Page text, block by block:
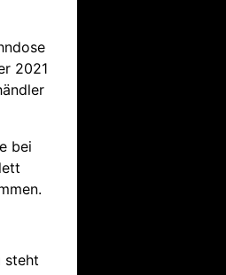
2021
bei
steht